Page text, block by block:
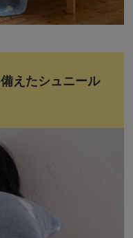
えたシュニール